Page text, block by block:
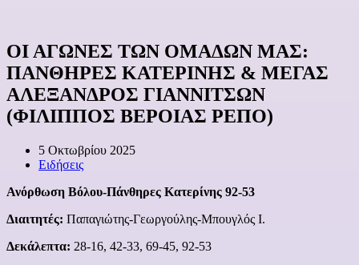
ΟΙ ΑΓΩΝΕΣ ΤΩΝ ΟΜΑΔΩΝ ΜΑΣ:
ΠΑΝΘΗΡΕΣ ΚΑΤΕΡΙΝΗΣ & ΜΕΓΑΣ
ΑΛΕΞΑΝΔΡΟΣ ΓΙΑΝΝΙΤΣΩΝ
(ΦΙΛΙΠΠΟΣ ΒΕΡΟΙΑΣ ΡΕΠΟ)
5 Οκτωβρίου 2025
Ειδήσεις
Ανόρθωση Βόλου-Πάνθηρες Κατερίνης 92-53
Διαιτητές: Παπαγιώτης-Γεωργούλης-Μπουγλός Ι.
Δεκάλεπτα: 28-16, 42-33, 69-45, 92-53